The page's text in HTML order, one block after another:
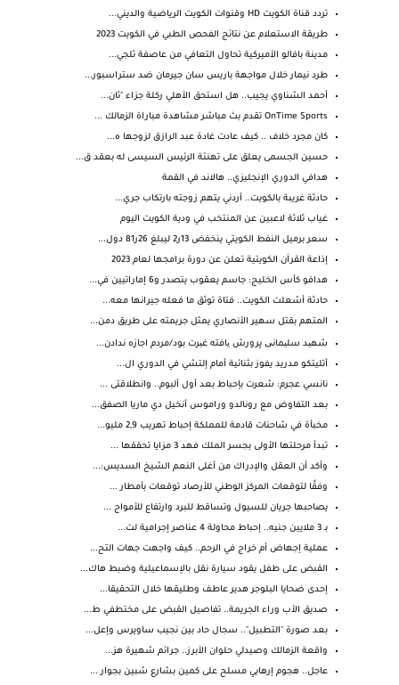
تردد قناة الكويت HD وقنوات الكويت الرياضية والديني...
طريقة الاستعلام عن نتائج الفحص الطبي في الكويت 2023
مدينة بافالو الأميركية تحاول التعافي من عاصفة ثلجي...
طرد نيمار خلال مواجهة باريس سان جيرمان ضد ستراسبور...
أحمد الشناوي يجيب.. هل استحق الأهلي ركلة جزاء "ثان...
OnTime Sports تقدم بث مباشر مشاهدة مباراة الزمالك ...
كان مجرد خلاف .. كيف عادت غادة عبد الرازق لزوجها ه...
حسين الجسمى يعلق على تهنئة الرئيس السيسى له بعقد ق...
هدافي الدوري الإنجليزي.. هالاند في القمة
حادثة غريبة بالكويت.. أردني يتهم زوجته بارتكاب جري...
غياب ثلاثة لاعبين عن المنتخب في ودية الكويت اليوم
سعر برميل النفط الكويتي ينخفض 13ر2 ليبلغ 26ر81 دول...
إذاعة القرآن الكويتية تعلن عن دورة برامجها لعام 2023
هدافو كأس الخليج: جاسم يعقوب يتصدر و6 إماراتيين في...
حادثة أشعلت الكويت.. فتاة توثق ما فعله جيرانها معه...
المتهم بقتل سهير الأنصاري يمثل جريمته على طريق دمن...
شهید سلیمانی پرورش یافته غیرت بود/مردم اجازه ندادن...
أتليتكو مدريد يفوز بثنائية أمام إلتشي في الدوري ال...
نانسي عجرم: شعرت بإحباط بعد أول ألبوم.. وانطلاقتى ...
بعد التفاوض مع رونالدو وراموس أنخيل دي ماريا الصفق...
مخبأة في شاحنات قادمة للمملكة إحباط تهريب 2,9 مليو...
تبدأ مرحلتها الأولى بجسر الملك فهد 3 مزايا تحققها ...
وأكد أن العقل والإدراك من أغلى النعم الشيخ السديس:...
وفقًا لتوقعات المركز الوطني للأرصاد توقعات بأمطار ...
يصاحبها جريان للسيول وتساقط للبرد وارتفاع للأمواج ...
بـ 3 ملايين جنيه.. إحباط محاولة 4 عناصر إجرامية لت...
عملية إجهاض أم خراج في الرحم.. كيف واجهت جهات التح...
القبض على طفل يقود سيارة نقل بالإسماعيلية وضبط هاك...
إحدى ضحايا البلوجر هدير عاطف وطليقها خلال التحقيقا...
صديق الأب وراء الجريمة.. تفاصيل القبض على مختطفي ط...
بعد صورة "التطبيل".. سجال حاد بين نجيب ساويرس وإعل...
واقعة الزمالك وصيدلي حلوان الأبرز.. جرائم شهيرة هز...
عاجل.. هجوم إرهابي مسلح على كمين بشارع شبين بجوار ...